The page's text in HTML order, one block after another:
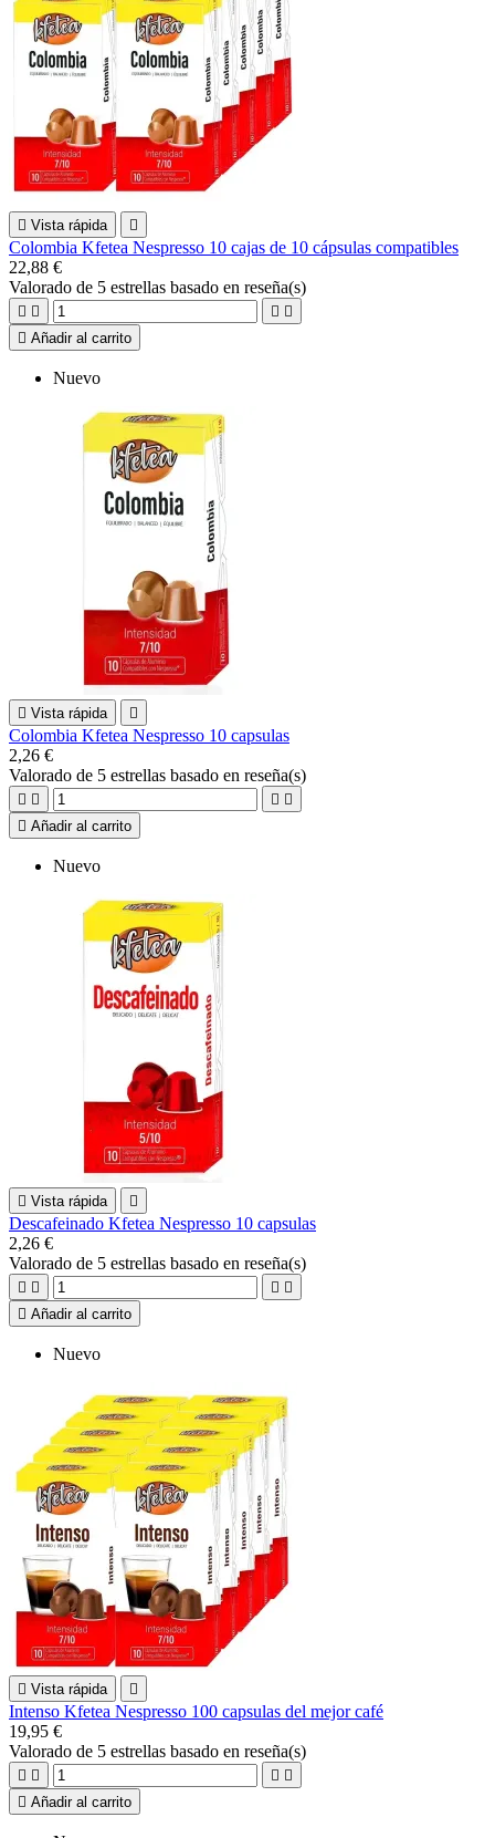
 Vista rápida 
Colombia Kfetea Nespresso 10 cajas de 10 cápsulas compatibles
22,88 €
Valorado de 5 estrellas basado en reseña(s)
   
 Añadir al carrito
Nuevo
 Vista rápida 
Colombia Kfetea Nespresso 10 capsulas
2,26 €
Valorado de 5 estrellas basado en reseña(s)
   
 Añadir al carrito
Nuevo
 Vista rápida 
Descafeinado Kfetea Nespresso 10 capsulas
2,26 €
Valorado de 5 estrellas basado en reseña(s)
   
 Añadir al carrito
Nuevo
 Vista rápida 
Intenso Kfetea Nespresso 100 capsulas del mejor café
19,95 €
Valorado de 5 estrellas basado en reseña(s)
   
 Añadir al carrito